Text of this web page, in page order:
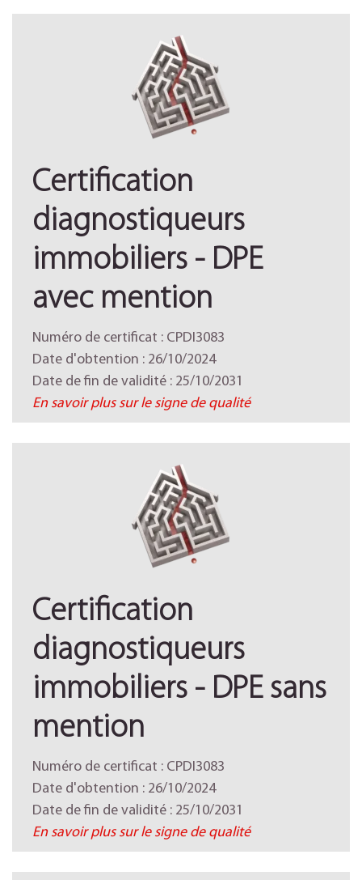
Certification
diagnostiqueurs
immobiliers - DPE
avec mention
Numéro de certificat : CPDI3083
Date d'obtention : 26/10/2024
Date de fin de validité : 25/10/2031
En savoir plus sur le signe de qualité
Certification
diagnostiqueurs
immobiliers - DPE sans
mention
Numéro de certificat : CPDI3083
Date d'obtention : 26/10/2024
Date de fin de validité : 25/10/2031
En savoir plus sur le signe de qualité